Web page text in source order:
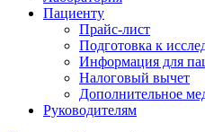
Пациенту
Прайс-лист
Подготовка к
Информация для
Налоговый вычет
Дополнительное
Руководителям